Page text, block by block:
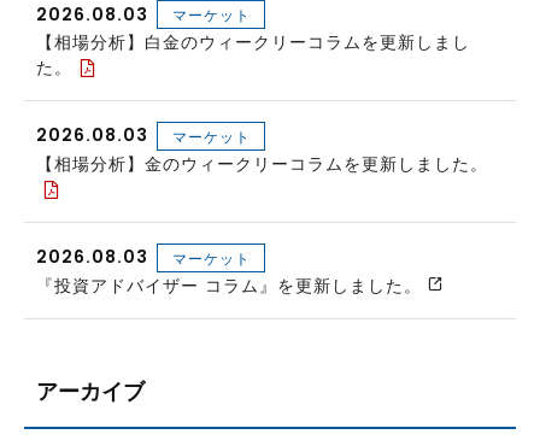
2026.08.03 マーケット
【相場分析】白金のウィークリーコラムを更新しまし
た。
2026.08.03 マーケット
【相場分析】金のウィークリーコラムを更新しました。
2026.08.03 マーケット
『投資アドバイザー コラム』を更新しました。
アーカイブ